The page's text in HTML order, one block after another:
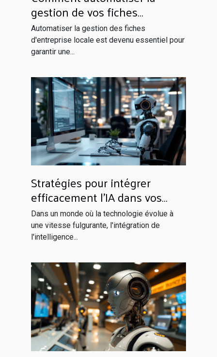
gestion de vos fiches
d'entreprise locale
Automatiser la gestion des fiches
d'entreprise locale est devenu essentiel pour
garantir une...
Stratégies pour intégrer
efficacement l'IA dans vos
opérations quotidiennes
Dans un monde où la technologie évolue à
une vitesse fulgurante, l'intégration de
l'intelligence...